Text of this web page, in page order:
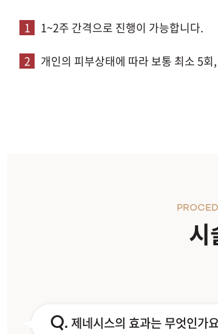
1 1~2주 간격으로 진행이 가능합니다.
2 개인의 피부상태에 따라 보통 최소 5
Q. 제네시스의 효과는 무엇인가